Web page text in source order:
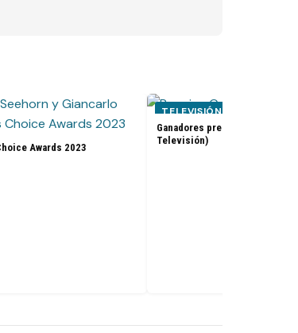
Awards 2023
TELEVISIÓN
Ganadores premios Golden
Televisión)